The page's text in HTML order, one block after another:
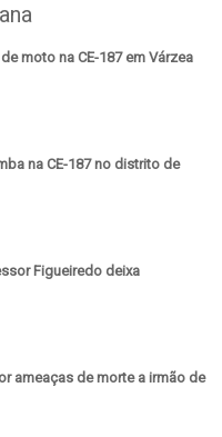
moto na CE-187 em Várzea
na CE-187 no distrito de
Figueiredo deixa
ameaças de morte a irmão de